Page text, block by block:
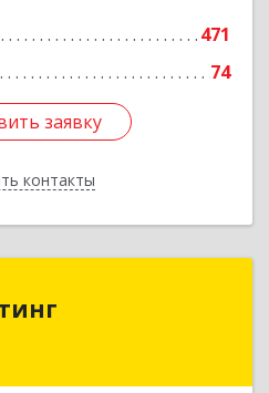
471
74
заявку
контакты
Подробнее
заявку
Омск г, Лермонтова ул,